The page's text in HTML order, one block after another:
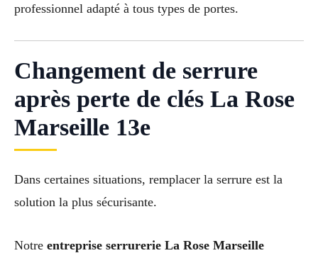
professionnel adapté à tous types de portes.
Changement de serrure
après perte de clés La Rose
Marseille 13e
Dans certaines situations, remplacer la serrure est la
solution la plus sécurisante.
Notre entreprise serrurerie La Rose Marseille